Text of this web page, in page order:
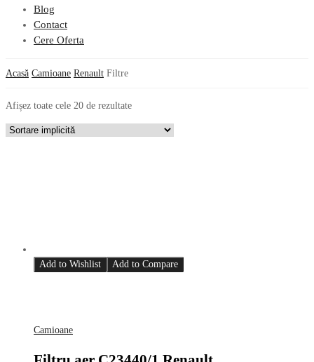
Blog
Contact
Cere Oferta
Acasă Camioane Renault Filtre
Afișez toate cele 20 de rezultate
Add to Wishlist Add to Compare
Camioane